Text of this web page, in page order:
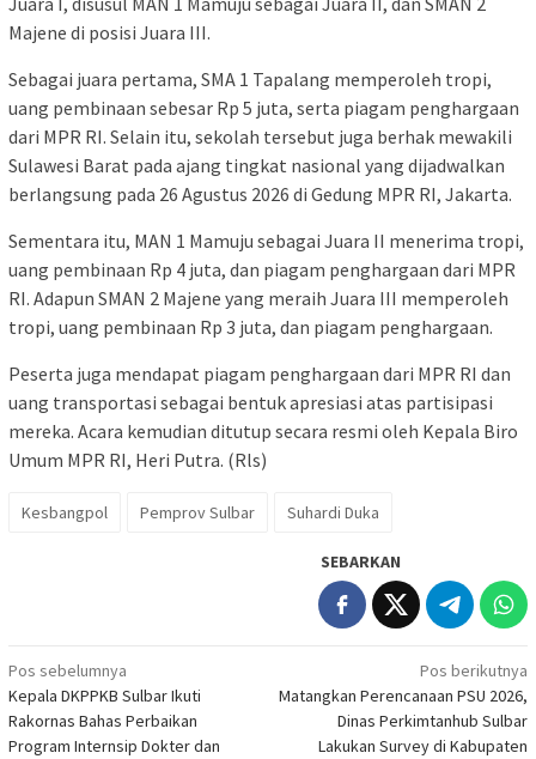
Majene di posisi Juara III.
Sebagai juara pertama, SMA 1 Tapalang memperoleh tropi,
uang pembinaan sebesar Rp 5 juta, serta piagam penghargaan
dari MPR RI. Selain itu, sekolah tersebut juga berhak mewakili
Sulawesi Barat pada ajang tingkat nasional yang dijadwalkan
berlangsung pada 26 Agustus 2026 di Gedung MPR RI, Jakarta.
Sementara itu, MAN 1 Mamuju sebagai Juara II menerima tropi,
uang pembinaan Rp 4 juta, dan piagam penghargaan dari MPR
RI. Adapun SMAN 2 Majene yang meraih Juara III memperoleh
tropi, uang pembinaan Rp 3 juta, dan piagam penghargaan.
Peserta juga mendapat piagam penghargaan dari MPR RI dan
uang transportasi sebagai bentuk apresiasi atas partisipasi
mereka. Acara kemudian ditutup secara resmi oleh Kepala Biro
Umum MPR RI, Heri Putra. (Rls)
Kesbangpol Pemprov Sulbar Suhardi Duka
SEBARKAN
Navigasi
pos
Pos sebelumnya
Kepala DKPPKB Sulbar Ikuti
Rakornas Bahas Perbaikan
Program Internsip Dokter dan
Pos berikutnya
Matangkan Perencanaan PSU 2026,
Dinas Perkimtanhub Sulbar
Lakukan Survey di Kabupaten